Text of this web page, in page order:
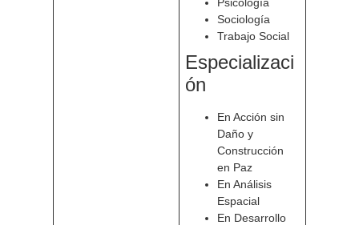
Sociología
Trabajo Social
Especializaci
ón
En Acción sin
Daño y
Construcción
en Paz
En Análisis
Espacial
En Desarrollo